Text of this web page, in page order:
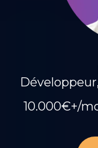
10.000€+/